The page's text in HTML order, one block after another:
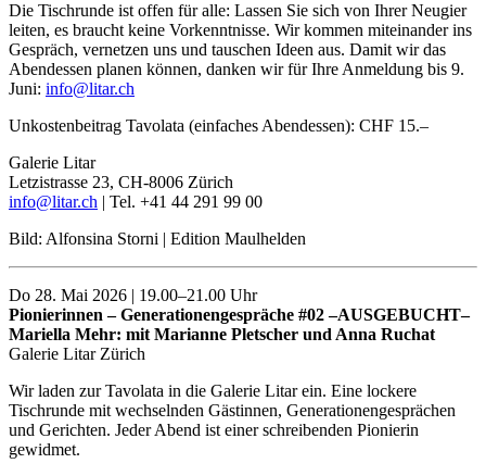
Die Tischrunde ist offen für alle: Lassen Sie sich von Ihrer Neugier
leiten, es braucht keine Vorkenntnisse. Wir kommen miteinander ins
Gespräch, vernetzen uns und tauschen Ideen aus. Damit wir das
Abendessen planen können, danken wir für Ihre Anmeldung bis 9.
Juni: info@litar.ch
Unkostenbeitrag Tavolata (einfaches Abendessen): CHF 15.–
Galerie Litar
Letzistrasse 23, CH-8006 Zürich
info@litar.ch | Tel. +41 44 291 99 00
Bild: Alfonsina Storni | Edition Maulhelden
Do 28. Mai 2026 | 19.00–21.00 Uhr
Pionierinnen – Generationengespräche #02 –AUSGEBUCHT–
Mariella Mehr: mit Marianne Pletscher und Anna Ruchat
Galerie Litar Zürich
Wir laden zur Tavolata in die Galerie Litar ein. Eine lockere
Tischrunde mit wechselnden Gästinnen, Generationengesprächen
und Gerichten. Jeder Abend ist einer schreibenden Pionierin
gewidmet.